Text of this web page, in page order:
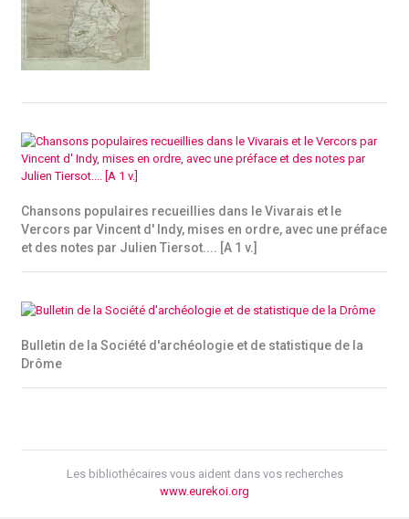
Chansons populaires recueillies dans le Vivarais et le
Vercors par Vincent d' Indy, mises en ordre, avec une préface
et des notes par Julien Tiersot.... [A 1 v.]
Bulletin de la Société d'archéologie et de statistique de la
Drôme
Les bibliothécaires vous aident dans vos recherches
www.eurekoi.org